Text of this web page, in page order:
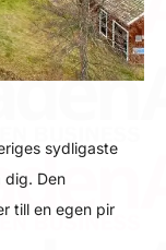
sydligaste
dig. Den
till en egen pir